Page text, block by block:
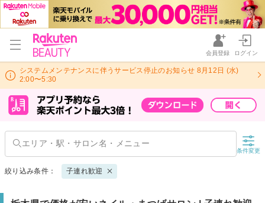
会員登録 ログイン
システムメンテナンスに伴うサービス停止のお知らせ 8月12日 (水)
2:00〜5:30
条件変更
絞り込み条件： 子連れ歓迎